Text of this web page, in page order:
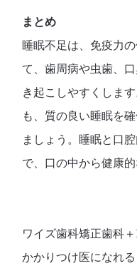
まとめ
睡眠不足は、免疫力
て、歯周病や虫歯、
き起こしやすくしま
も、質の良い睡眠を
ましょう。睡眠と口
で、口の中から健康
ワイズ歯科矯正歯科
かかりつけ医になれ